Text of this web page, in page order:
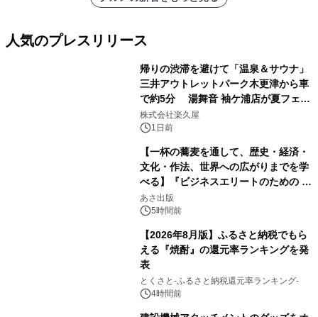
人気のプレスリリース
帰りの渋滞を避けて「温泉＆サウナ」
三井アウトレットパーク木更津から車
で約5分 湯舞音 袖ケ浦店が夏フェア
メニューを提供
株式会社楽久屋
1日前
【一杯の蕎麦を通して、歴史・経済・
文化・作法、世界への広がりまでを学
べる】『ビジネスエリートのための 教
養としての蕎麦』2026年8月25日
（火）発売
あさ出版
5時間前
【2026年8月版】ふるさと納税でもら
える『焼酎』の還元率ランキングを発
表
とくさと-ふるさと納税還元率ランキング-
4時間前